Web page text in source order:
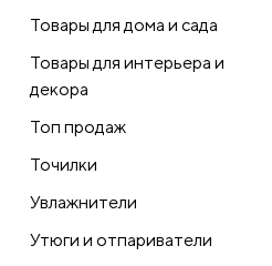
Товары для дома и сада
Товары для интерьера и
декора
Топ продаж
Точилки
Увлажнители
Утюги и отпариватели